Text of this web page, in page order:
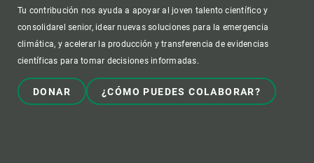
Tu contribución nos ayuda a apoyar al joven talento científico y
consolidarel senior, idear nuevas soluciones para la emergencia
climática, y acelerar la producción y transferencia de evidencias
científicas para tomar decisiones informadas.
DONAR ¿CÓMO PUEDES COLABORAR?